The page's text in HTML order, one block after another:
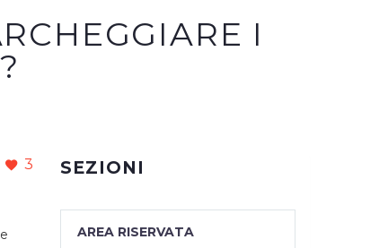
I
3 SEZIONI
AREA RISERVATA